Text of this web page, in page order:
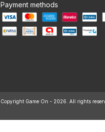
Payment methods
Copyright Game On - 2026. All rights